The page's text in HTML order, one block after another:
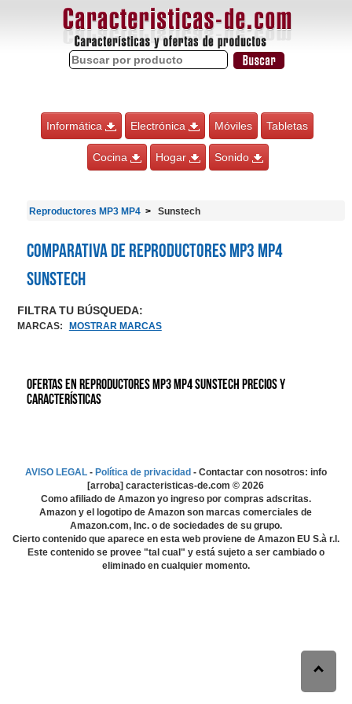
Informática Electrónica Móviles Tabletas
Cocina Hogar Sonido
Reproductores MP3 MP4 Sunstech
Comparativa de Reproductores MP3 MP4
Sunstech
FILTRA TU BÚSQUEDA:
MARCAS: MOSTRAR MARCAS
Ofertas en Reproductores MP3 MP4 Sunstech precios y
características
AVISO LEGAL- Política de privacidad - Contactar con nosotros: info
[arroba] caracteristicas-de.com ©2026
Como afiliado de Amazon yo ingreso por compras adscritas.
Amazon y el logotipo de Amazon son marcas comerciales de
Amazon.com, Inc. o de sociedades de su grupo.
Cierto contenido que aparece en esta web proviene de Amazon EU S.à r.l.
Este contenido se provee "tal cual" y está sujeto a ser cambiado o
eliminado en cualquier momento.